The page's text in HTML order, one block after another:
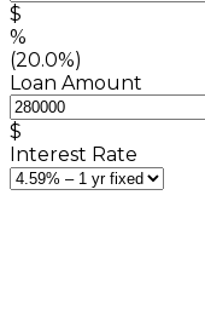
$
%
(20.0%)
Loan Amount
$
Interest Rate